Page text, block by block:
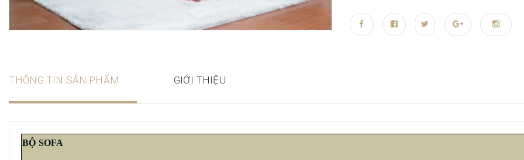
THÔNG TIN SẢN PHẨM GIỚI THIỆU
BỘ SOFA